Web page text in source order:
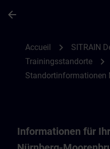
arrow_back
Accueil chevron_right SITRAIN
Trainingsstandorte chevron_right
Standortinformationen
Informationen für